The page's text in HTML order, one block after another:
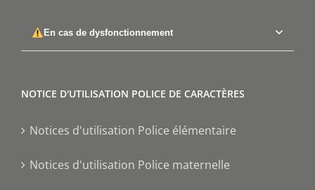
En cas de dysfonctionnement
NOTICE D'UTILISATION POLICE DE CARACTÈRES
Notices d'utilisation Police élémentaire
Notices d'utilisation Police maternelle